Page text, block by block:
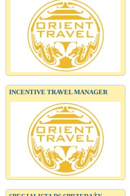
INCENTIVE TRAVEL MANAGER